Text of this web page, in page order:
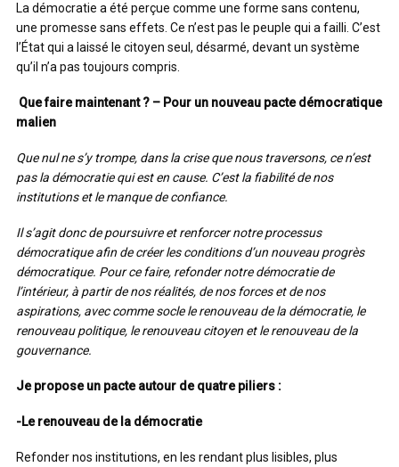
La démocratie a été perçue comme une forme sans contenu,
une promesse sans effets. Ce n’est pas le peuple qui a failli. C’est
l’État qui a laissé le citoyen seul, désarmé, devant un système
qu’il n’a pas toujours compris.
Que faire maintenant ? – Pour un nouveau pacte démocratique
malien
Que nul ne s’y trompe, dans la crise que nous traversons, ce n’est
pas la démocratie qui est en cause. C’est la fiabilité de nos
institutions et le manque de confiance.
Il s’agit donc de poursuivre et renforcer notre processus
démocratique afin de créer les conditions d’un nouveau progrès
démocratique. Pour ce faire, refonder notre démocratie de
l’intérieur, à partir de nos réalités, de nos forces et de nos
aspirations, avec comme socle le renouveau de la démocratie, le
renouveau politique, le renouveau citoyen et le renouveau de la
gouvernance.
Je propose un pacte autour de quatre piliers :
-Le renouveau de la démocratie
Refonder nos institutions, en les rendant plus lisibles, plus